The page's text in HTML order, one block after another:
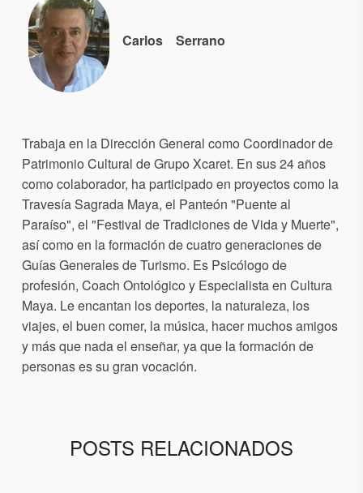
Carlos Serrano
Trabaja en la Dirección General como Coordinador de
Patrimonio Cultural de Grupo Xcaret. En sus 24 años
como colaborador, ha participado en proyectos como la
Travesía Sagrada Maya, el Panteón "Puente al
Paraíso", el "Festival de Tradiciones de Vida y Muerte",
así como en la formación de cuatro generaciones de
Guías Generales de Turismo. Es Psicólogo de
profesión, Coach Ontológico y Especialista en Cultura
Maya. Le encantan los deportes, la naturaleza, los
viajes, el buen comer, la música, hacer muchos amigos
y más que nada el enseñar, ya que la formación de
personas es su gran vocación.
POSTS RELACIONADOS